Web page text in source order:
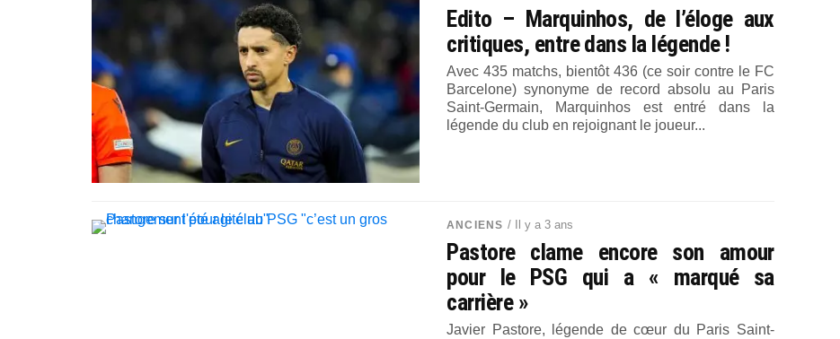
Edito – Marquinhos, de l’éloge aux
critiques, entre dans la légende !
Avec 435 matchs, bientôt 436 (ce soir contre le FC
Barcelone) synonyme de record absolu au Paris
Saint-Germain, Marquinhos est entré dans la
légende du club en rejoignant le joueur...
ANCIENS / Il y a 3 ans
Pastore clame encore son amour
pour le PSG qui a « marqué sa
carrière »
Javier Pastore, légende de cœur du Paris Saint-